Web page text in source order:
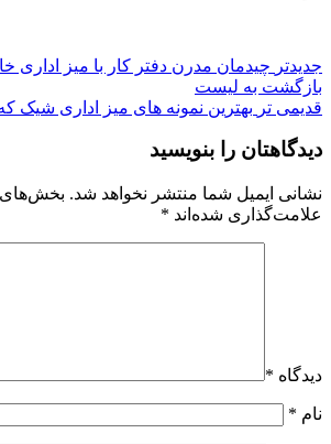
جدیدتر چیدمان مدرن دفتر کار با میز اداری
بازگشت به لیست
قدیمی تر بهترین نمونه های میز اداری شیک که
دیدگاهتان را بنویسید
نشانی ایمیل شما منتشر نخواهد شد. بخش‌های
علامت‌گذاری شده‌اند *
دیدگاه *
نام *